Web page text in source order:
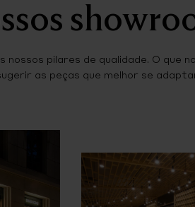
pilares de qualidade. O que
as peças que melhor se